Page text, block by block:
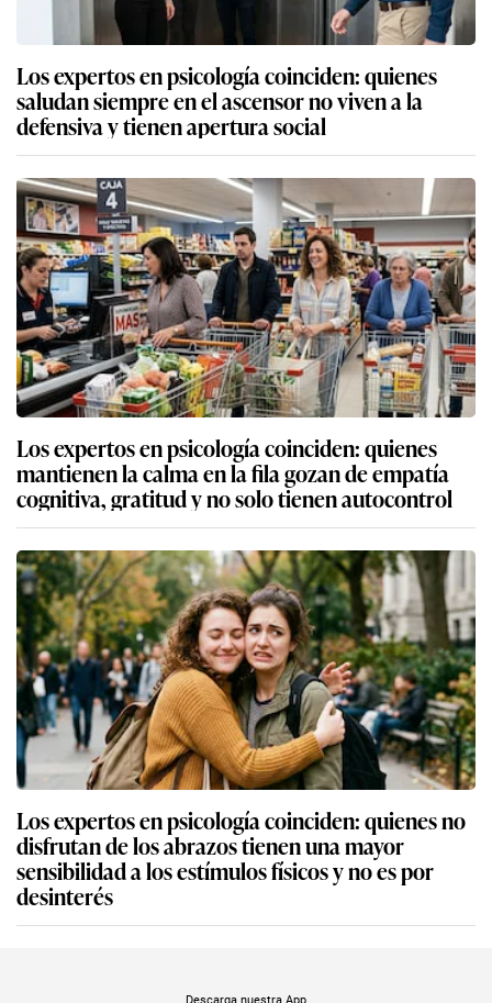
Los expertos en psicología coinciden: quienes
saludan siempre en el ascensor no viven a la
defensiva y tienen apertura social
Los expertos en psicología coinciden: quienes
mantienen la calma en la fila gozan de empatía
cognitiva, gratitud y no solo tienen autocontrol
Los expertos en psicología coinciden: quienes no
disfrutan de los abrazos tienen una mayor
sensibilidad a los estímulos físicos y no es por
desinterés
Descarga nuestra App